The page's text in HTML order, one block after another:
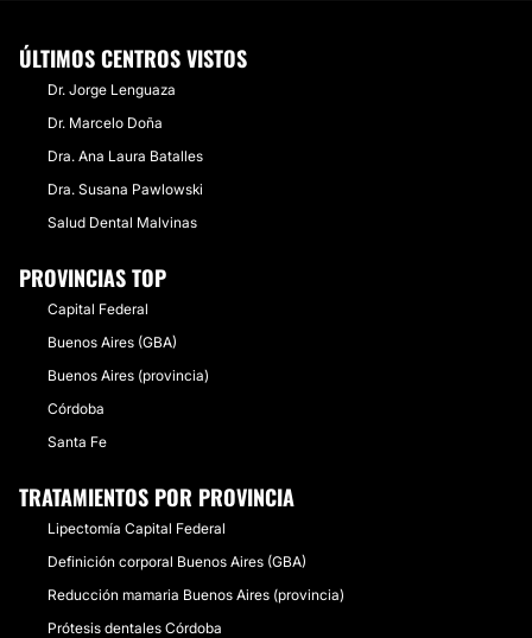
ÚLTIMOS CENTROS VISTOS
Dr. Jorge Lenguaza
Dr. Marcelo Doña
Dra. Ana Laura Batalles
Dra. Susana Pawlowski
Salud Dental Malvinas
PROVINCIAS TOP
Capital Federal
Buenos Aires (GBA)
Buenos Aires (provincia)
Córdoba
Santa Fe
TRATAMIENTOS POR PROVINCIA
Lipectomía Capital Federal
Definición corporal Buenos Aires (GBA)
Reducción mamaria Buenos Aires (provincia)
Prótesis dentales Córdoba